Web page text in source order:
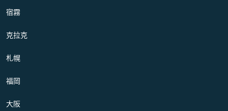
宿霧
克拉克
札幌
福岡
大阪